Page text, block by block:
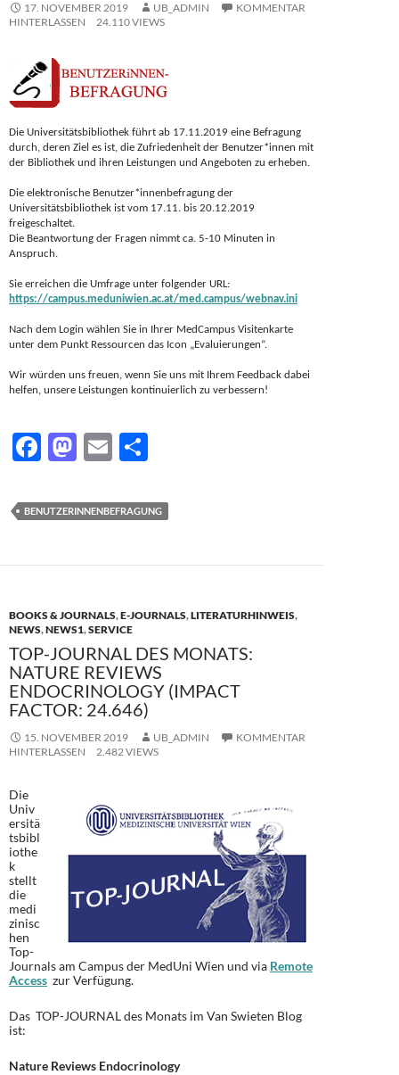
17. NOVEMBER 2019 UB_ADMIN
KOMMENTAR
HINTERLASSEN
24.110 VIEWS
Die Universitätsbibliothek führt ab 17.11.2019 eine Befragung
durch, deren Ziel es ist, die Zufriedenheit der Benutzer*innen mit
der Bibliothek und ihren Leistungen und Angeboten zu erheben.
Die elektronische Benutzer*innenbefragung der
Universitätsbibliothek ist vom 17.11. bis 20.12.2019
freigeschaltet.
Die Beantwortung der Fragen nimmt ca. 5-10 Minuten in
Anspruch.
Sie erreichen die Umfrage unter folgender URL:
https://campus.meduniwien.ac.at/med.campus/webnav.ini
Nach dem Login wählen Sie in Ihrer MedCampus Visitenkarte
unter dem Punkt Ressourcen das Icon „Evaluierungen“.
Wir würden uns freuen, wenn Sie uns mit Ihrem Feedback dabei
helfen, unsere Leistungen kontinuierlich zu verbessern!
F
e
o
k
M
to
o
E
ail le
BENUTZERINNENBEFRAGUNG
BOOKS & JOURNALS,E-JOURNALS,LITERATURHINWEIS,
NEWS,NEWS1,SERVICE
TOP-JOURNAL DES MONATS:
NATURE REVIEWS
ENDOCRINOLOGY (IMPACT
FACTOR: 24.646)
15. NOVEMBER 2019 UB_ADMIN
KOMMENTAR
HINTERLASSEN
2.482 VIEWS
Die
Univ
ersitä
tsbibl
iothe
k
stellt
die
medi
zinisc
hen
Top-
Journals am Campus der MedUni Wien und via Remote
Access zur Verfügung.
Das TOP-JOURNAL des Monats im Van Swieten Blog
ist:
Nature Reviews Endocrinology